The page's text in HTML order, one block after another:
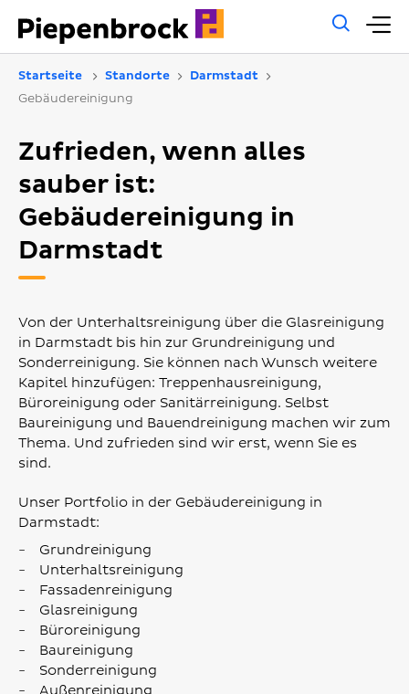
Startseite Standorte
Darmstadt
Gebäudereinigung
Zufrieden, wenn alles
sauber ist:
Gebäudereinigung in
Darmstadt
Von der Unterhaltsreinigung über die Glasreinigung
in Darmstadt bis hin zur Grundreinigung und
Sonderreinigung. Sie können nach Wunsch weitere
Kapitel hinzufügen: Treppenhausreinigung,
Büroreinigung oder Sanitärreinigung. Selbst
Baureinigung und Bauendreinigung machen wir zum
Thema. Und zufrieden sind wir erst, wenn Sie es
sind.
Unser Portfolio in der Gebäudereinigung in
Darmstadt:
Grundreinigung
Unterhaltsreinigung
Fassadenreinigung
Glasreinigung
Büroreinigung
Baureinigung
Sonderreinigung
Außenreinigung